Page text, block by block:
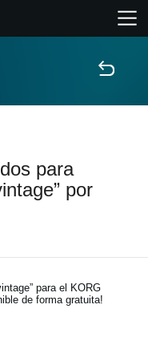
para
por
para el KORG
de forma gratuita!